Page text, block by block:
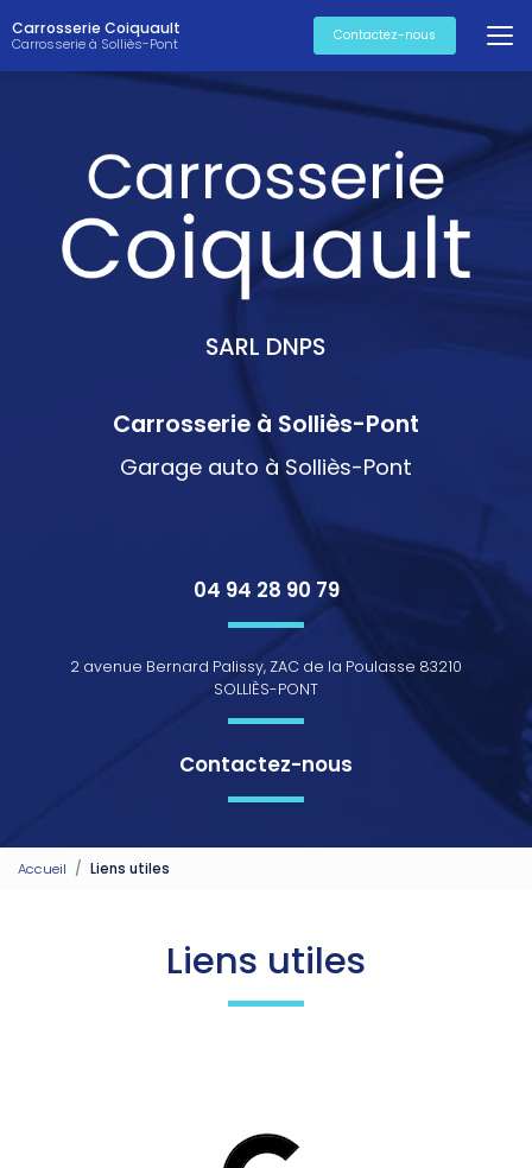
au
contenu
principal
Carrosserie Coiquault
Carrosserie à Solliès-Pont Contactez-nous
SARL DNPS
Carrosserie à Solliès-Pont
Garage auto à Solliès-Pont
04 94 28 90 79
2 avenue Bernard Palissy, ZAC de la Poulasse 83210
SOLLIÈS-PONT
Contactez-nous
Accueil Liens utiles
Liens utiles